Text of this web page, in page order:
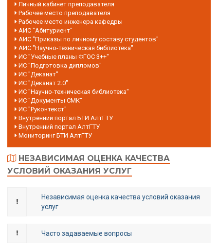
Личный кабинет преподавателя
Рабочее место преподавателя
Рабочее место инженера кафедры
АИС "Абитуриент"
АИС "Приказы по личному составу студентов"
АИС "Научно-техническая библиотека"
ИС "Учебные планы ФГОС 3++"
ИС "Подготовка дипломов"
ИС "Деканат"
ИС "Деканат 2.0"
ИС "Научно-техническая библиотека"
ИС "Документы СМК"
ИС "Руконтекст"
Внутренний портал БТИ АлтГТУ
Внутренний портал АлтГТУ
Мониторинг БТИ АлтГТУ
НЕЗАВИСИМАЯ ОЦЕНКА КАЧЕСТВА
УСЛОВИЙ ОКАЗАНИЯ УСЛУГ
Независимая оценка качества условий оказания
услуг
Часто задаваемые вопросы